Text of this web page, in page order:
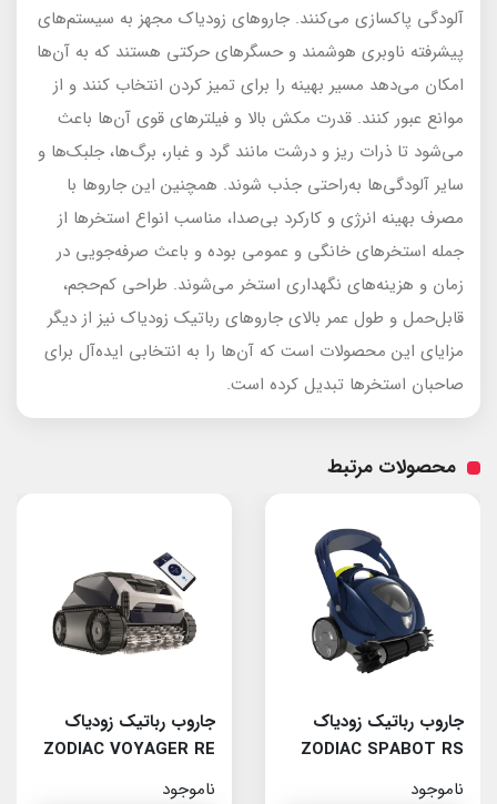
آلودگی پاکسازی می‌کنند. جاروهای زودیاک مجهز به سیستم‌های
پیشرفته ناوبری هوشمند و حسگرهای حرکتی هستند که به آن‌ها
امکان می‌دهد مسیر بهینه را برای تمیز کردن انتخاب کنند و از
موانع عبور کنند. قدرت مکش بالا و فیلترهای قوی آن‌ها باعث
می‌شود تا ذرات ریز و درشت مانند گرد و غبار، برگ‌ها، جلبک‌ها و
سایر آلودگی‌ها به‌راحتی جذب شوند. همچنین این جاروها با
مصرف بهینه انرژی و کارکرد بی‌صدا، مناسب انواع استخرها از
جمله استخرهای خانگی و عمومی بوده و باعث صرفه‌جویی در
زمان و هزینه‌های نگهداری استخر می‌شوند. طراحی کم‌حجم،
قابل‌حمل و طول عمر بالای جاروهای رباتیک زودیاک نیز از دیگر
مزایای این محصولات است که آن‌ها را به انتخابی ایده‌آل برای
صاحبان استخرها تبدیل کرده است.
محصولات مرتبط
جاروب رباتیک زودیاک
ZODIAC SPABOT RS
0800
ناموجود
جاروب رباتیک زودیاک
ZODIAC VOYAGER RE
4400 IQ
ناموجود